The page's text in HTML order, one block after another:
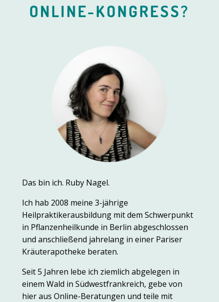
ONLINE-KONGRESS?
Das bin ich. Ruby Nagel.
Ich hab 2008 meine 3-jährige
Heilpraktikerausbildung mit dem Schwerpunkt
in Pflanzenheilkunde in Berlin abgeschlossen
und anschließend jahrelang in einer Pariser
Kräuterapotheke beraten.
Seit 5 Jahren lebe ich ziemlich abgelegen in
einem Wald in Südwestfrankreich, gebe von
hier aus Online-Beratungen und teile mit